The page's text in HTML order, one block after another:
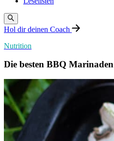
Hol dir deinen Coach
Nutrition
Die besten BBQ Marinaden